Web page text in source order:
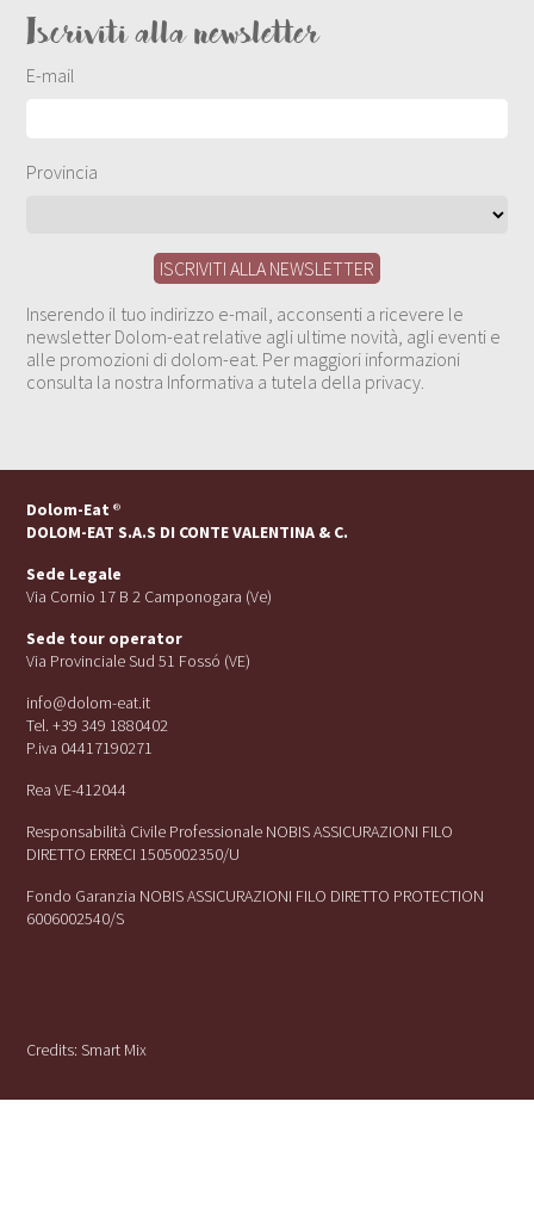
Iscriviti alla newsletter
E-mail
Provincia
Inserendo il tuo indirizzo e-mail, acconsenti a ricevere le
newsletter Dolom-eat relative agli ultime novità, agli eventi e
alle promozioni di dolom-eat. Per maggiori informazioni
consulta la nostra Informativa a tutela della privacy.
Dolom-Eat ®
DOLOM-EAT S.A.S DI CONTE VALENTINA & C.
Sede Legale
Via Cornio 17 B 2 Camponogara (Ve)
Sede tour operator
Via Provinciale Sud 51 Fossó (VE)
info@dolom-eat.it
Tel. +39 349 1880402
P.iva 04417190271
Rea VE-412044
Responsabilità Civile Professionale NOBIS ASSICURAZIONI FILO
DIRETTO ERRECI 1505002350/U
Fondo Garanzia NOBIS ASSICURAZIONI FILO DIRETTO PROTECTION
6006002540/S
Credits:Smart Mix